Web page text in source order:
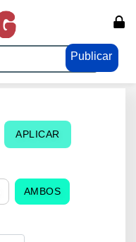
Publicar
APLICAR
AMBOS